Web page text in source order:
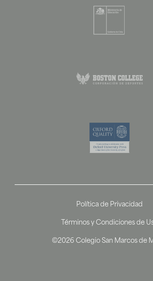
©2026 Colegio San Marcos de
Política de Privacidad
Términos y Condiciones de